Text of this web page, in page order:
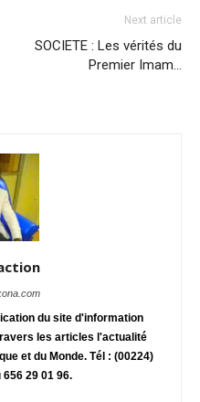
Next article
SOCIETE : Les vérités du
Premier Imam…
du site d'information
les articles l'actualité
et du Monde. Tél : (00224)
656 29 01 96.